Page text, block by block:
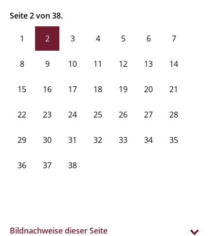
Seite 2 von 38.
1 2 3 4 5 6 7
8 9 10 11 12 13 14
15 16 17 18 19 20 21
22 23 24 25 26 27 28
29 30 31 32 33 34 35
36 37 38
Bildnachweise dieser Seite